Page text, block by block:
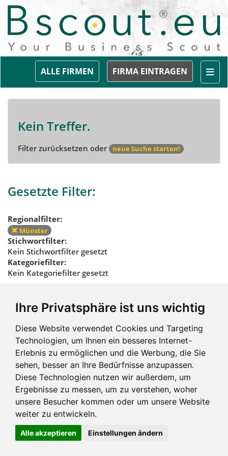
Ihre Privatsphäre ist uns wichtig
Diese Website verwendet Cookies und Targeting
Technologien, um Ihnen ein besseres Internet-
Erlebnis zu ermöglichen und die Werbung, die Sie
sehen, besser an Ihre Bedürfnisse anzupassen.
Diese Technologien nutzen wir außerdem, um
Ergebnisse zu messen, um zu verstehen, woher
unsere Besucher kommen oder um unsere Website
weiter zu entwickeln.
Alle akzeptieren Einstellungen ändern
FIRMA EINTRAGEN
ALLE FIRMEN
Kein Treffer.
Filter zurücksetzen oder neue Suche starten!
Gesetzte Filter:
Regionalfilter:
Münster
Stichwortfilter:
Kein Stichwortfilter gesetzt
Kategoriefilter:
Kein Kategoriefilter gesetzt
Regionalfilter
zurücksetzen
Impressum und mehr